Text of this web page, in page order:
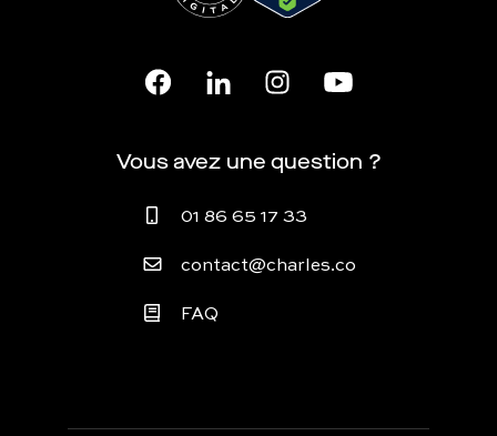
Vous avez une question ?
01 86 65 17 33
contact@charles.co
FAQ